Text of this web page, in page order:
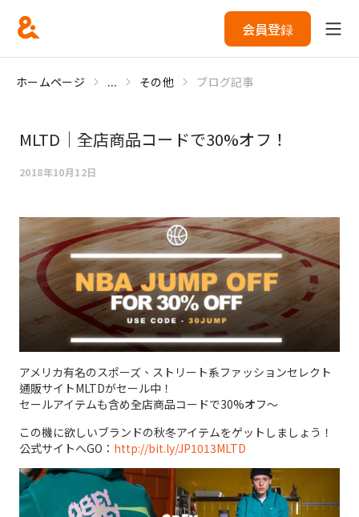
会員登録
ホームページ ... その他 ブログ記事
MLTD｜全店商品コードで30%オフ！
2018年10月12日
アメリカ有名のスポーズ、ストリート系ファッションセレクト
通販サイトMLTDがセール中！
セールアイテムも含め全店商品コードで30%オフ～
この機に欲しいブランドの秋冬アイテムをゲットしましょう！
公式サイトへGO： http://bit.ly/JP1013MLTD